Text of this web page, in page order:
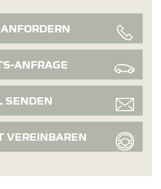
ANFRAGE
SENDEN
VEREINBAREN